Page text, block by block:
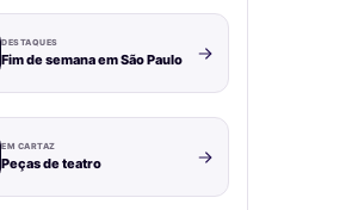
DESTAQUES
Fim de semana em São Paulo
EM CARTAZ
Peças de teatro